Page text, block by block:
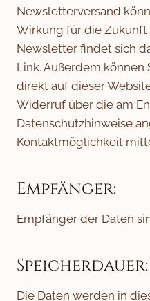
Newsletterversand
Wirkung für die
Newsletter findet sich
Link. Außerdem können
direkt auf dieser
Widerruf über die am
Datenschutzhinweise
Kontaktmöglichkeit
Empfänger:
Empfänger der Daten
Speicherdauer:
Die Daten werden in